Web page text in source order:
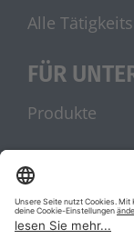
Alle
FÜR
Produkte
UNSERE
Jobblitz.de